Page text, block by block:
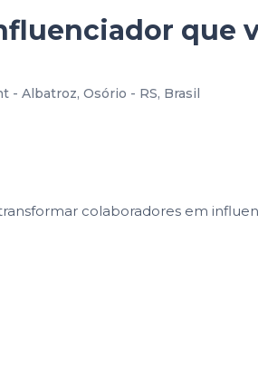
que
- Albatroz, Osório - RS, Brasil
colaboradores em